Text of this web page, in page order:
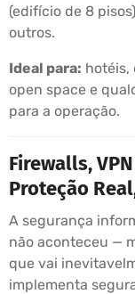
(edifício de 8
outros.
Ideal para: hotéis,
open space e
para a operação.
Firewalls,
Proteção
A segurança
não aconteceu —
que vai
implementa